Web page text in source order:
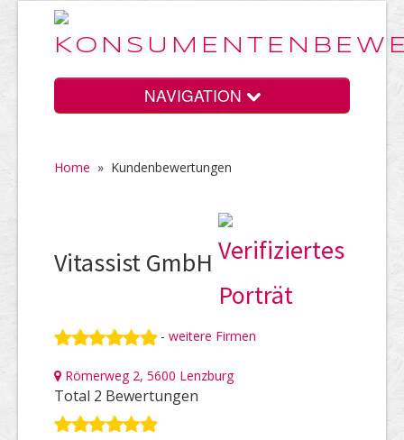
NAVIGATION
Home
HELP Awards
Home » Kundenbewertungen
Vitassist GmbH
- weitere Firmen
Römerweg 2, 5600 Lenzburg
Total 2 Bewertungen